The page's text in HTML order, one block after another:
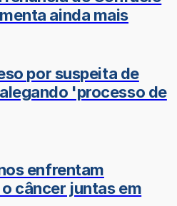
ainda mais
por suspeita de
'processo de
enfrentam
câncer juntas em